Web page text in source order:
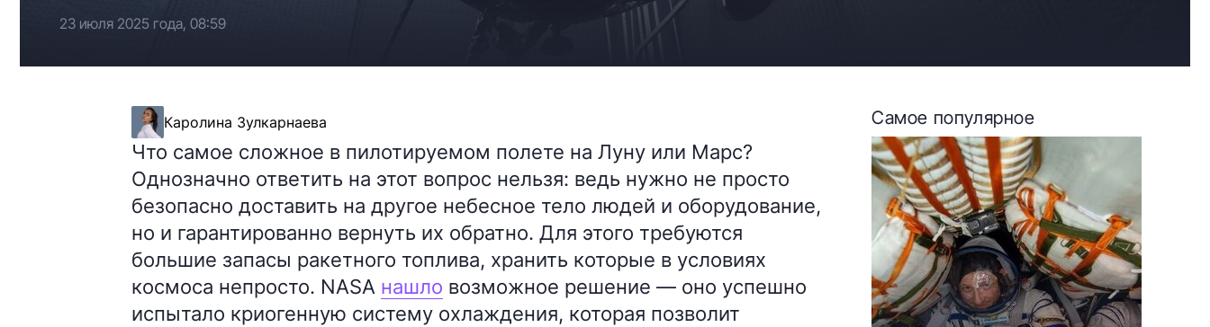
23 июля 2025 года, 08:59
Каролина Зулкарнаева
Что самое сложное в пилотируемом полете на Луну или Марс?
Однозначно ответить на этот вопрос нельзя: ведь нужно не просто
безопасно доставить на другое небесное тело людей и оборудование,
но и гарантированно вернуть их обратно. Для этого требуются
большие запасы ракетного топлива, хранить которые в условиях
космоса непросто. NASA нашло возможное решение — оно успешно
испытало криогенную систему охлаждения, которая позволит
Самое популярное